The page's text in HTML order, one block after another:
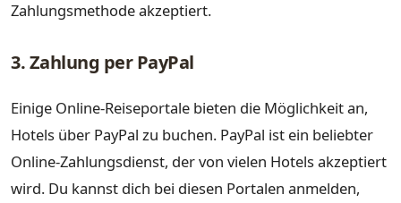
Zahlungsmethode akzeptiert.
3. Zahlung per PayPal
Einige Online-Reiseportale bieten die Möglichkeit an,
Hotels über PayPal zu buchen. PayPal ist ein beliebter
Online-Zahlungsdienst, der von vielen Hotels akzeptiert
wird. Du kannst dich bei diesen Portalen anmelden,